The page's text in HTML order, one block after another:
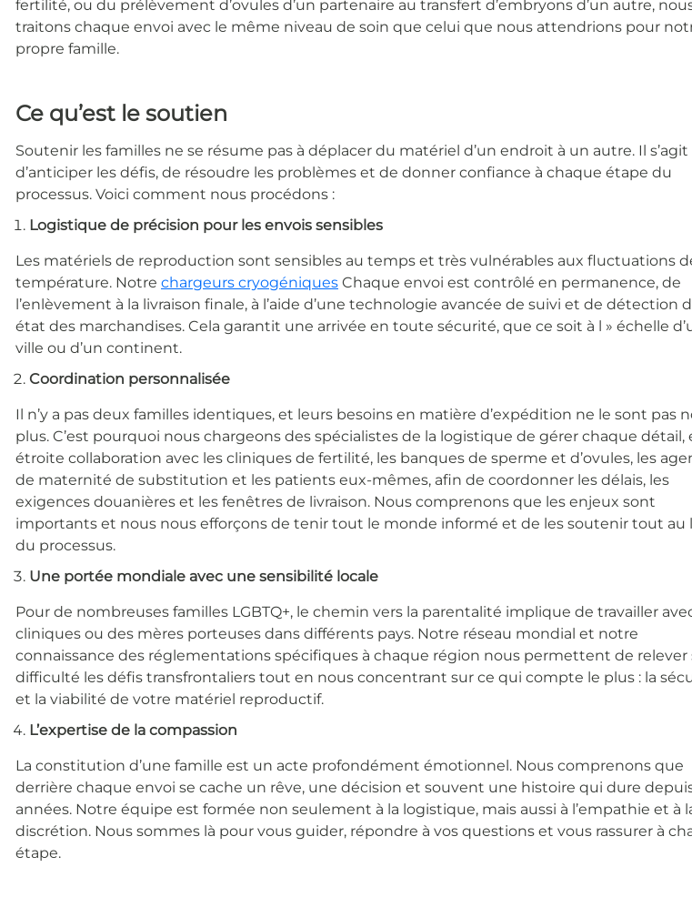
fertilité, ou du prélèvement d’ovules d’un partenaire au transfert d’embryons d’un autre,
traitons chaque envoi avec le même niveau de soin que celui que nous attendrions pour
propre famille.
Ce qu’est le soutien
Soutenir les familles ne se résume pas à déplacer du matériel d’un endroit à un autre. Il s’agit
d’anticiper les défis, de résoudre les problèmes et de donner confiance à chaque étape du
processus. Voici comment nous procédons :
Logistique de précision pour les envois sensibles
Les matériels de reproduction sont sensibles au temps et très vulnérables aux fluctuations
température. Notre chargeurs cryogéniques Chaque envoi est contrôlé en permanence, de
l’enlèvement à la livraison finale, à l’aide d’une technologie avancée de suivi et de détection
état des marchandises. Cela garantit une arrivée en toute sécurité, que ce soit à l » échelle
ville ou d’un continent.
Coordination personnalisée
Il n’y a pas deux familles identiques, et leurs besoins en matière d’expédition ne le sont pas
plus. C’est pourquoi nous chargeons des spécialistes de la logistique de gérer chaque détail,
étroite collaboration avec les cliniques de fertilité, les banques de sperme et d’ovules, les
de maternité de substitution et les patients eux-mêmes, afin de coordonner les délais, les
exigences douanières et les fenêtres de livraison. Nous comprenons que les enjeux sont
importants et nous nous efforçons de tenir tout le monde informé et de les soutenir tout au
du processus.
Une portée mondiale avec une sensibilité locale
Pour de nombreuses familles LGBTQ+, le chemin vers la parentalité implique de travailler
cliniques ou des mères porteuses dans différents pays. Notre réseau mondial et notre
connaissance des réglementations spécifiques à chaque région nous permettent de relever
difficulté les défis transfrontaliers tout en nous concentrant sur ce qui compte le plus : la
et la viabilité de votre matériel reproductif.
L’expertise de la compassion
La constitution d’une famille est un acte profondément émotionnel. Nous comprenons que
derrière chaque envoi se cache un rêve, une décision et souvent une histoire qui dure
années. Notre équipe est formée non seulement à la logistique, mais aussi à l’empathie et à
discrétion. Nous sommes là pour vous guider, répondre à vos questions et vous rassurer à
étape.